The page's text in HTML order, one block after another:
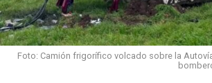
rutas, en este caso con un impacto que
una fuga de GNC en el vehículo
Con información de Rafaela Noticias
Foto: Camión frigorífico volcado sobre la